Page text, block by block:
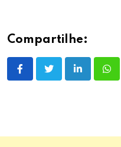
Compartilhe:
LinkedIn